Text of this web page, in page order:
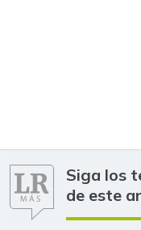
Siga los
de este